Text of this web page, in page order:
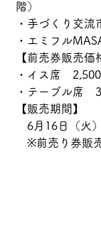
階）
・手づくり交流
・エミフル
【前売券販売価
・イス席　
・テーブル席
【販売期間】
6月16日（火
※前売り券販